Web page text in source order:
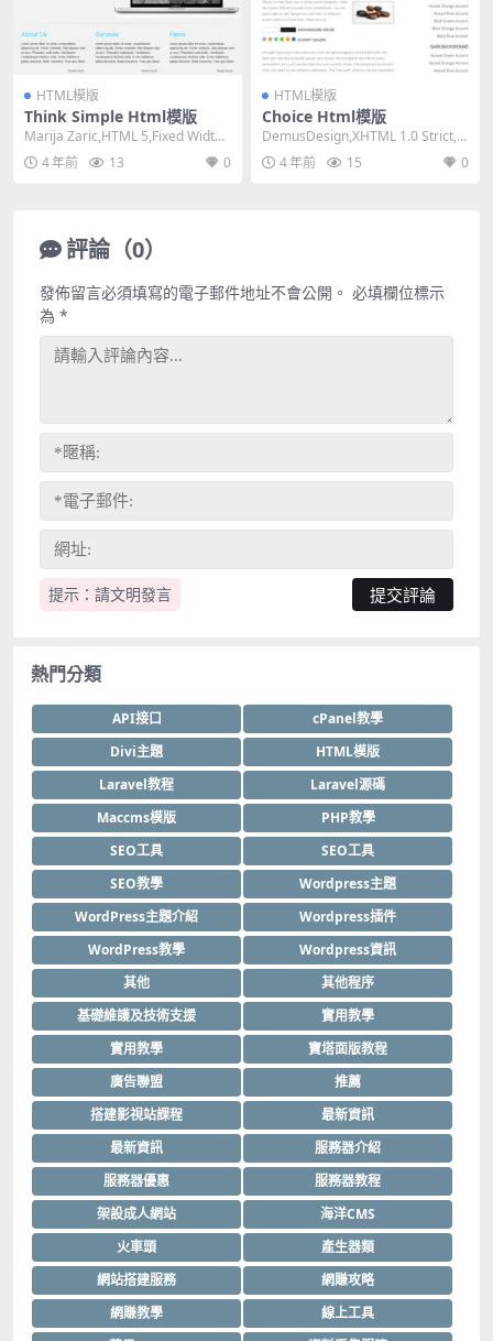
HTML模版
Think Simple Html模版
Marija Zaric,HTML 5,Fixed Width,
Mixed C...
4 年前 13 0
HTML模版
Choice Html模版
DemusDesign,XHTML 1.0 Strict,Fl
uid, 2 Co...
4 年前 15 0
評論（0）
提示：請文明發言
發佈留言必須填寫的電子郵件地址不會公開。 必填欄位標示
為 *
熱門分類
API接口
cPanel教學
Divi主題
HTML模版
Laravel教程
Laravel源碼
Maccms模版
PHP教學
SEO工具
SEO工具
SEO教學
Wordpress主題
WordPress主題介紹
Wordpress插件
WordPress教學
Wordpress資訊
其他
其他程序
基礎維護及技術支援
實用教學
實用教學
寶塔面版教程
廣告聯盟
推薦
搭建影視站課程
最新資訊
最新資訊
服務器介紹
服務器優惠
服務器教程
架設成人網站
海洋CMS
火車頭
產生器類
網站搭建服務
網賺攻略
網賺教學
線上工具